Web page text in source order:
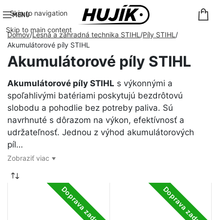
Skip to navigation
Skip to main content
MENU
Domov Lesná a záhradná technika STIHL
Píly STIHL
Akumulátorové píly STIHL
Akumulátorové píly STIHL
Akumulátorové píly STIHL s výkonnými a
spoľahlivými batériami poskytujú bezdrôtovú
slobodu a pohodlie bez potreby paliva. Sú
navrhnuté s dôrazom na výkon, efektívnosť a
udržateľnosť. Jednou z výhod akumulátorových
píl…
Zobraziť viac